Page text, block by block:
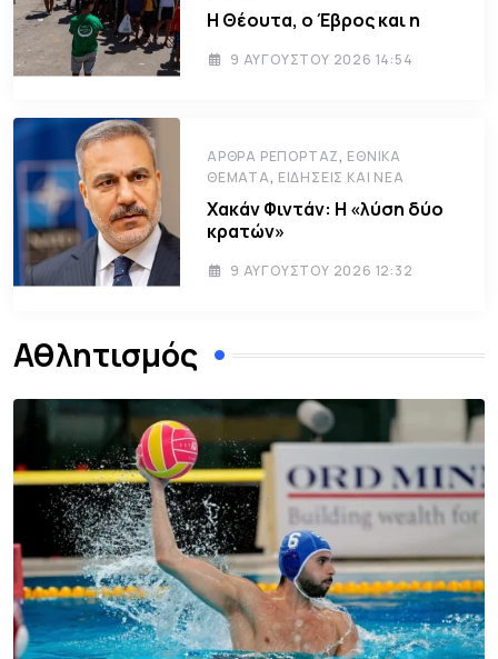
Η Θέουτα, ο Έβρος και η
9 ΑΥΓΟΎΣΤΟΥ 2026 14:54
ΆΡΘΡΑ ΡΕΠΟΡΤΆΖ, ΕΘΝΙΚΆ
ΘΈΜΑΤΑ, ΕΙΔΉΣΕΙΣ ΚΑΙ ΝΈΑ
Χακάν Φιντάν: Η «λύση δύο
κρατών»
9 ΑΥΓΟΎΣΤΟΥ 2026 12:32
Αθλητισμός